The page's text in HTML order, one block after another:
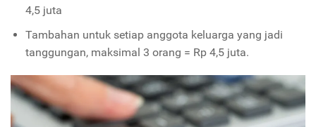
4,5 juta
Tambahan untuk setiap anggota keluarga yang jadi
tanggungan, maksimal 3 orang = Rp 4,5 juta.